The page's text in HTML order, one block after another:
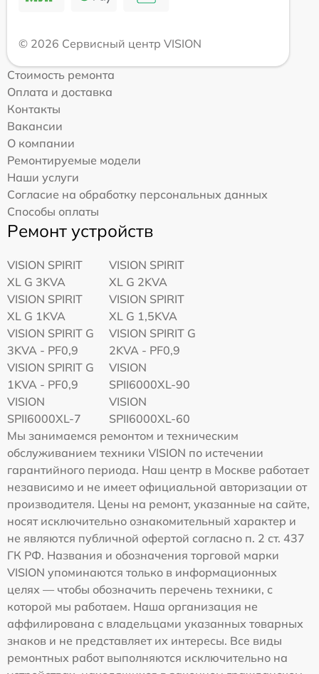
© 2026 Сервисный центр VISION
Стоимость ремонта
Оплата и доставка
Контакты
Вакансии
О компании
Ремонтируемые модели
Наши услуги
Согласие на обработку персональных данных
Способы оплаты
Ремонт устройств
VISION SPIRIT
XL G 3KVA
VISION SPIRIT
XL G 2KVA
VISION SPIRIT
XL G 1KVA
VISION SPIRIT
XL G 1,5KVA
VISION SPIRIT G
3KVA - PF0,9
VISION SPIRIT G
2KVA - PF0,9
VISION SPIRIT G
1KVA - PF0,9
VISION
SPII6000XL-90
VISION
SPII6000XL-7
VISION
SPII6000XL-60
Мы занимаемся ремонтом и техническим
обслуживанием техники VISION по истечении
гарантийного периода. Наш центр в Москве работает
независимо и не имеет официальной авторизации от
производителя. Цены на ремонт, указанные на сайте,
носят исключительно ознакомительный характер и
не являются публичной офертой согласно п. 2 ст. 437
ГК РФ. Названия и обозначения торговой марки
VISION упоминаются только в информационных
целях — чтобы обозначить перечень техники, с
которой мы работаем. Наша организация не
аффилирована с владельцами указанных товарных
знаков и не представляет их интересы. Все виды
ремонтных работ выполняются исключительно на